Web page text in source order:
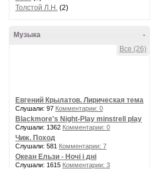
Толстой Л.Н. (2)
-
Музыка
Все (26)
Евгений Крылатов. Лирическая тема
Слушали: 97 Комментарии: 0
Blackmore's Night-Play minstrell play
Слушали: 1362 Комментарии: 0
Чиж. Поход
Слушали: 581 Комментарии: 7
Океан Ельзи - Ночі і дні
Слушали: 1615 Комментарии: 3